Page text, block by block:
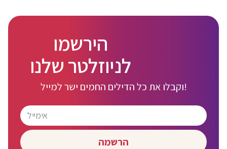
הירשמו
לניוזלטר שלנו
וקבלו את כל הדילים החמים ישר למייל!
הרשמה